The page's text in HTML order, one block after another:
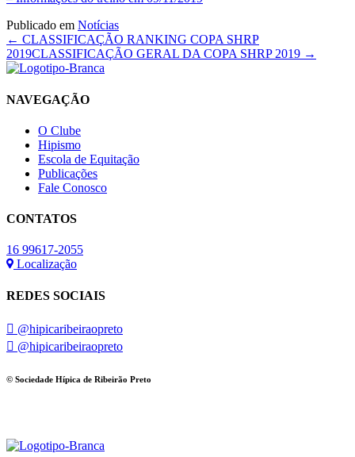
Publicado em Notícias
← CLASSIFICAÇÃO RANKING COPA SHRP
2019CLASSIFICAÇÃO GERAL DA COPA SHRP 2019 →
NAVEGAÇÃO
O Clube
Hipismo
Escola de Equitação
Publicações
Fale Conosco
CONTATOS
16 99617-2055
Localização
REDES SOCIAIS
@hipicaribeiraopreto
@hipicaribeiraopreto
© Sociedade Hípica de Ribeirão Preto